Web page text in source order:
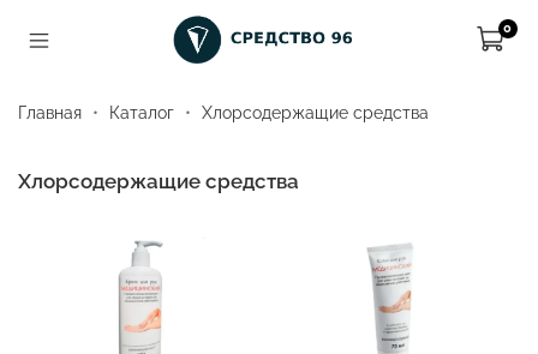
0
Главная Каталог Хлорсодержащие средства
Хлорсодержащие средства